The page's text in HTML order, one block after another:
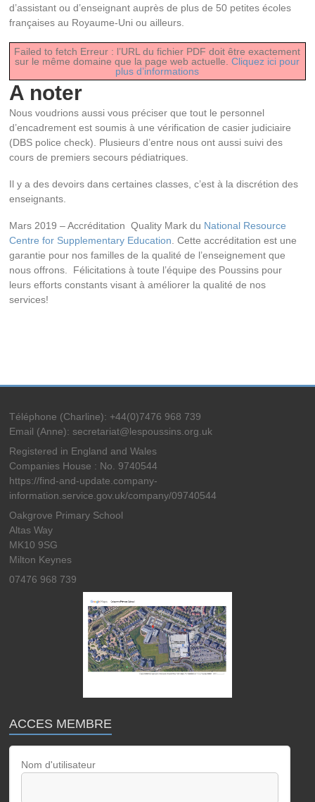
d’assistant ou d’enseignant auprès de plus de 50 petites écoles
françaises au Royaume-Uni ou ailleurs.
Failed to fetch Erreur : l’URL du fichier PDF doit être exactement
sur le même domaine que la page web actuelle.Cliquez ici pour
plus d’informations
A noter
Nous voudrions aussi vous préciser que tout le personnel
d’encadrement est soumis à une vérification de casier judiciaire
(DBS police check). Plusieurs d’entre nous ont aussi suivi des
cours de premiers secours pédiatriques.
Il y a des devoirs dans certaines classes, c’est à la discrétion des
enseignants.
Mars 2019 – Accréditation Quality Mark du National Resource
Centre for Supplementary Education . Cette accréditation est une
garantie pour nos familles de la qualité de l’enseignement que
nous offrons. Félicitations à toute l’équipe des Poussins pour
leurs efforts constants visant à améliorer la qualité de nos
services!
Téléphone (Charline): +44(0)7476 968 739
Email (Anne): secretariat@lespoussins.org.uk
Registered in England and Wales
Companies House : No. 9740544
https://find-and-update.company-
information.service.gov.uk/company/09740544
Oakgrove Primary School
Altas Way
MK10 9SG
Milton Keynes
07476 968 739
ACCES MEMBRE
Nom d'utilisateur